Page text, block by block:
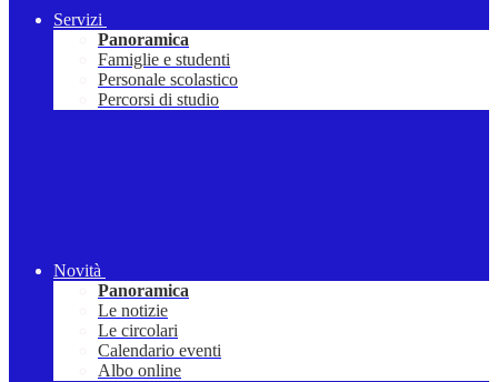
Servizi
Panoramica
Famiglie e studenti
Personale scolastico
Percorsi di studio
Novità
Panoramica
Le notizie
Le circolari
Calendario eventi
Albo online